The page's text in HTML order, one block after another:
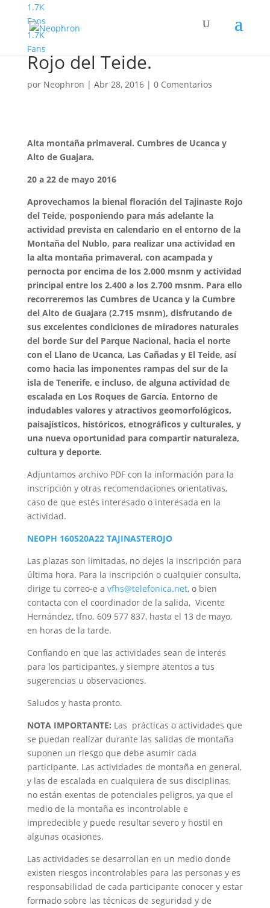
1.7K
Fans
1.7K
Fans
Montañismo. Tajinaste
Rojo del Teide.
por Neophron | Abr 28, 2016| 0 Comentarios
Alta montaña primaveral. Cumbres de Ucanca y
Alto de Guajara.
20 a 22 de mayo 2016
Aprovechamos la bienal floración del Tajinaste Rojo
del Teide, posponiendo para más adelante la
actividad prevista en calendario en el entorno de la
Montaña del Nublo, para realizar una actividad en
la alta montaña primaveral, con acampada y
pernocta por encima de los 2.000 msnm y actividad
principal entre los 2.400 a los 2.700 msnm. Para ello
recorreremos las Cumbres de Ucanca y la Cumbre
del Alto de Guajara (2.715 msnm), disfrutando de
sus excelentes condiciones de miradores naturales
del borde Sur del Parque Nacional, hacia el norte
con el Llano de Ucanca, Las Cañadas y El Teide, así
como hacia las imponentes rampas del sur de la
isla de Tenerife, e incluso, de alguna actividad de
escalada en Los Roques de García. Entorno de
indudables valores y atractivos geomorfológicos,
paisajísticos, históricos, etnográficos y culturales, y
una nueva oportunidad para compartir naturaleza,
cultura y deporte.
Adjuntamos archivo PDF con la información para la
inscripción y otras recomendaciones orientativas,
caso de que estés interesado o interesada en la
actividad.
NEOPH 160520A22 TAJINASTEROJO
Las plazas son limitadas, no dejes la inscripción para
última hora. Para la inscripción o cualquier consulta,
dirige tu correo-e a vfhs@telefonica.net, o bien
contacta con el coordinador de la salida, Vicente
Hernández, tfno. 609 577 837, hasta el 13 de mayo,
en horas de la tarde.
Confiando en que las actividades sean de interés
para los participantes, y siempre atentos a tus
sugerencias u observaciones.
Saludos y hasta pronto.
NOTA IMPORTANTE: Las prácticas o actividades que
se puedan realizar durante las salidas de montaña
suponen un riesgo que debe asumir cada
participante. Las actividades de montaña en general,
y las de escalada en cualquiera de sus disciplinas,
no están exentas de potenciales peligros, ya que el
medio de la montaña es incontrolable e
impredecible y puede resultar severo y hostil en
algunas ocasiones.
Las actividades se desarrollan en un medio donde
existen riesgos incontrolables para las personas y es
responsabilidad de cada participante conocer y estar
formado sobre las técnicas de seguridad y de